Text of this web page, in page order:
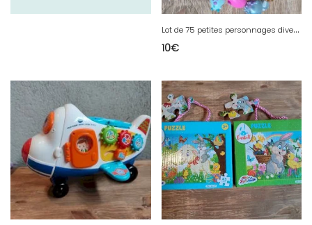
L
ot de 75 petites personnages divers en bon état
10€